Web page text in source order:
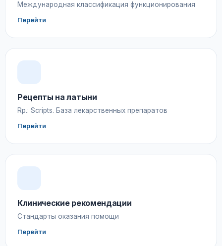
Международная классификация функционирования
Перейти
Рецепты на латыни
Rp.: Scripts. База лекарственных препаратов
Перейти
Клинические рекомендации
Стандарты оказания помощи
Перейти